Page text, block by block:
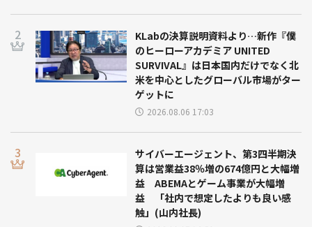
KLabの決算説明資料より…新作『僕
のヒーローアカデミア UNITED
SURVIVAL』は日本国内だけでなく北
米を中心としたグローバル市場がター
ゲットに
2026.08.06 17:03
サイバーエージェント、第3四半期決
算は営業益38％増の674億円と大幅増
益 ABEMAとゲーム事業が大幅増
益 「社内で想定したよりも良い感
触」(山内社長)